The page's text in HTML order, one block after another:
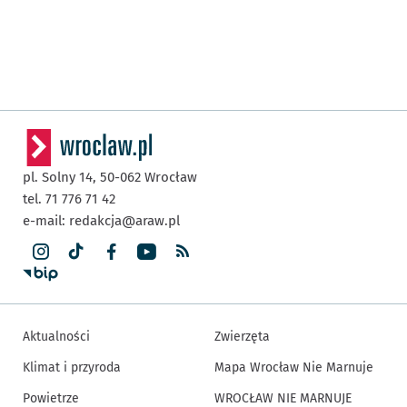
pl. Solny 14, 50-062 Wrocław
tel. 71 776 71 42
e-mail: redakcja@araw.pl
Aktualności
Klimat i przyroda
Powietrze
Zwierzęta
Mapa Wrocław Nie Marnuje
WROCŁAW NIE MARNUJE